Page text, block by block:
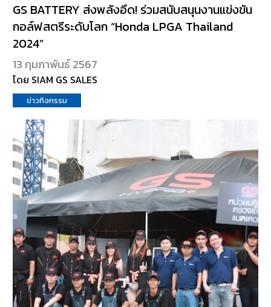
GS BATTERY ส่งพลังอึด! ร่วมสนับสนุนงานแข่งขัน
กอล์ฟสตรีระดับโลก “Honda LPGA Thailand
2024”
13 กุมภาพันธ์ 2567
โดย SIAM GS SALES
ข่าวกิจกรรม